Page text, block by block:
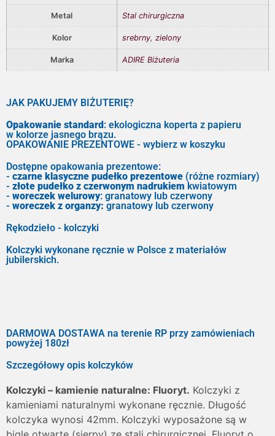
Metal Stal chirurgiczna
Kolor srebrny, zielony
Marka ADIRE Biżuteria
JAK PAKUJEMY BIŻUTERIĘ?
Opakowanie standard: ekologiczna koperta z papieru
w kolorze jasnego brązu.
OPAKOWANIE PREZENTOWE - wybierz w koszyku
Dostępne opakowania prezentowe:
- czarne klasyczne pudełko prezentowe (różne rozmiary)
- złote pudełko z czerwonym nadrukiem kwiatowym
- woreczek welurowy: granatowy lub czerwony
- woreczek z organzy: granatowy lub czerwony
Rękodzieło - kolczyki
Kolczyki wykonane ręcznie w Polsce z materiałów
jubilerskich.
DARMOWA DOSTAWA na terenie RP przy zamówieniach
powyżej 180zł
Szczegółowy opis kolczyków
Kolczyki – kamienie naturalne: Fluoryt. Kolczyki z
kamieniami naturalnymi wykonane ręcznie. Długość
kolczyka wynosi 42mm. Kolczyki wyposażone są w